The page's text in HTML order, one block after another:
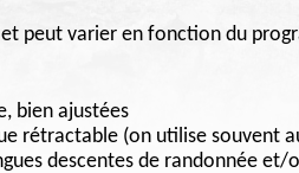
peut varier en fonction du
bien ajustées
rétractable (on utilise souvent
descentes de randonnée et/